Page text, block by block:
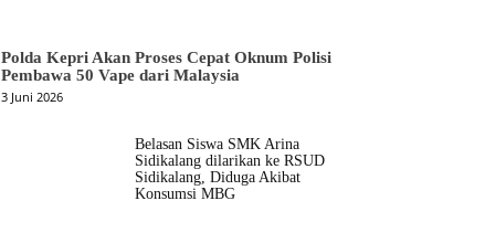
Polda Kepri Akan Proses Cepat Oknum Polisi
Pembawa 50 Vape dari Malaysia
3 Juni 2026
Belasan Siswa SMK Arina
Sidikalang dilarikan ke RSUD
Sidikalang, Diduga Akibat
Konsumsi MBG